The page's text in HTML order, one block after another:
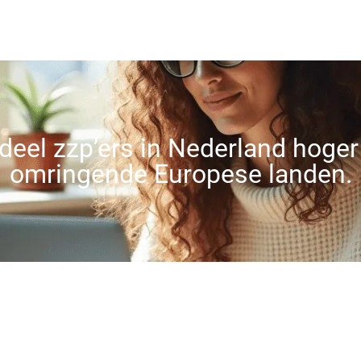
Contact
zzp’ers in Nederland
omringende Europese landen.